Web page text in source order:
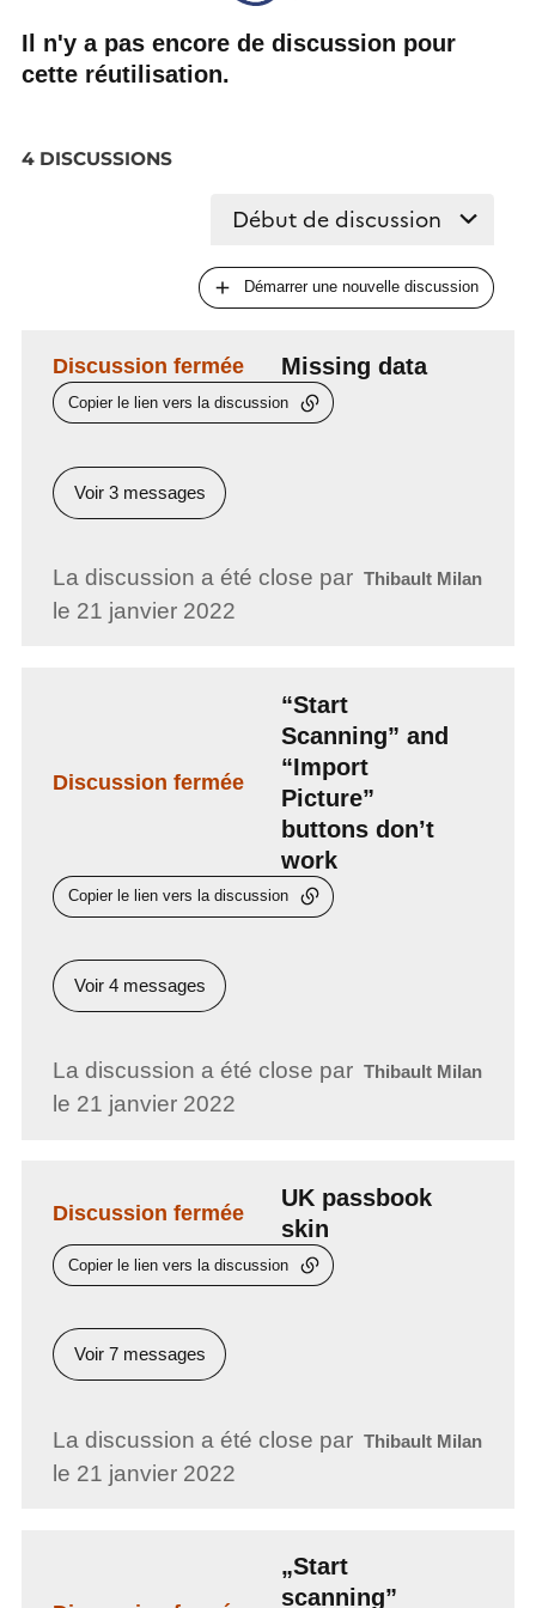
web service which signs the digests in memory
To be able to correctly analyse the content of the
Il n'y a pas encore de discussion pour
cette réutilisation.
4 DISCUSSIONS
Démarrer une nouvelle discussion
Discussion fermée Missing data
Copier le lien vers la discussion
Voir 3 messages
La discussion a été close par Thibault Milan
le 21 janvier 2022
Discussion fermée
“Start
Scanning” and
“Import
Picture”
buttons don’t
work
Copier le lien vers la discussion
Voir 4 messages
La discussion a été close par Thibault Milan
le 21 janvier 2022
Discussion fermée
UK passbook
skin
Copier le lien vers la discussion
Voir 7 messages
La discussion a été close par Thibault Milan
le 21 janvier 2022
„Start
scanning”